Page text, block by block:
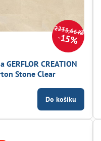
2233,66 Kč
15%
CREATION
Stone Clear
Do košíku